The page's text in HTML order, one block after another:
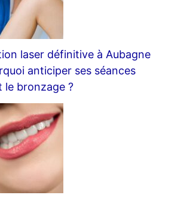
laser définitive à Aubagne
anticiper ses séances
le bronzage ?